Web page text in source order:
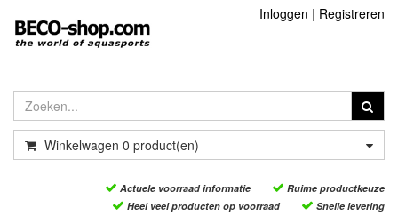
Inloggen | Registreren
Winkelwagen 0 product(en)
Actuele voorraad informatie
Ruime productkeuze
Heel veel producten op voorraad
Snelle levering